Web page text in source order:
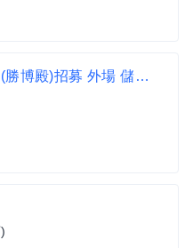
◎全新開幕◎台日餐飲集團(勝博殿)招募 外場 儲備幹部(宜蘭市區)